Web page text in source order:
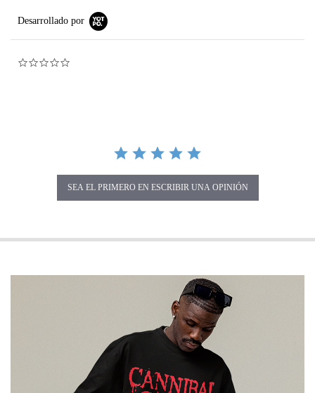
Desarrollado por
SEA EL PRIMERO EN ESCRIBIR UNA OPINIÓN